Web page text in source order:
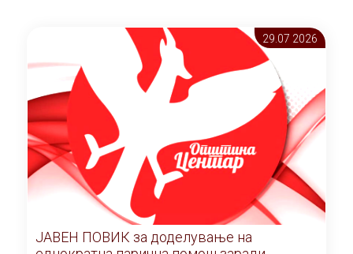
29.07 2026
ЈАВЕН ПОВИК за доделување на